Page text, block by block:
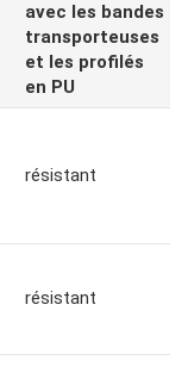
avec les bandes
transporteuses
et les profilés
en PU
résistant
résistant